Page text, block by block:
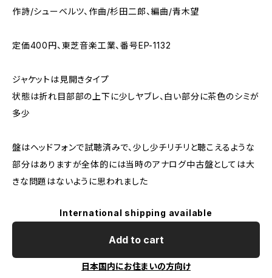
作詩/シューベルツ、作曲/杉田二郎、編曲/青木望
定価400円、東芝音楽工業、番号EP-1132
ジャケットは見開きタイプ
状態は折れ目部部の上下に少しヤブレ、白い部分に茶色のシミが
多少
盤はヘッドフォンで試聴済みで、少し少チリチリと聴こえるような
部分はありますが全体的には当時のアナログ中古盤としては大
きな問題はないように思われました
International shipping available
Add to cart
日本国内にお住まいの方向け